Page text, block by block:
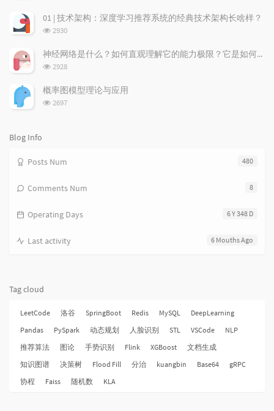
r
t
c
l
s
m
n
t
l
次
数:
01 | 技术架构：深度学习推荐系统的经典技术架构长啥样？
浏
次
数:
2930
神经网络是什么？如何直观理解它的能力极限？它是如何无限逼近真理？
浏
次
数:
2928
概率图模型理论与应用
浏
2697
Blog Info
480
Posts Num
8
Comments Num
6 Y 348 D
Operating Days
6 Mouths Ago
Last activity
Tag cloud
LeetCode 洛谷 SpringBoot Redis MySQL
DeepLearning
Pandas
PySpark 动态规划 人脸识别 STL VSCode
NLP
推荐算法
图论 手势识别 Flink XGBoost
文档生成
知识图谱
决策树 Flood Fill 分治 kuangbin Base64
gRPC
协程
Faiss 随机数 KLA